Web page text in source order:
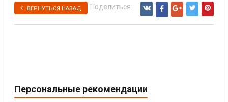
ВЕРНУТЬСЯ НАЗАД Поделиться:
Персональные рекомендации